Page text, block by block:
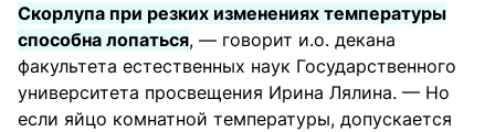
Скорлупа при резких изменениях температуры
способна лопаться, — говорит и.о. декана
факультета естественных наук Государственного
университета просвещения Ирина Лялина. — Но
если яйцо комнатной температуры, допускается